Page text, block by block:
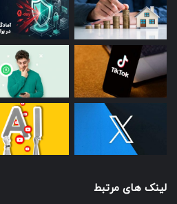
لینک های مرتبط